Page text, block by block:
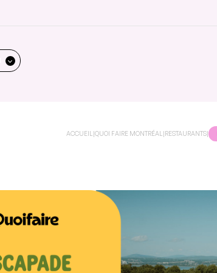
ACCUEIL |QUOI FAIRE MONTRÉAL |RESTAURANTS|